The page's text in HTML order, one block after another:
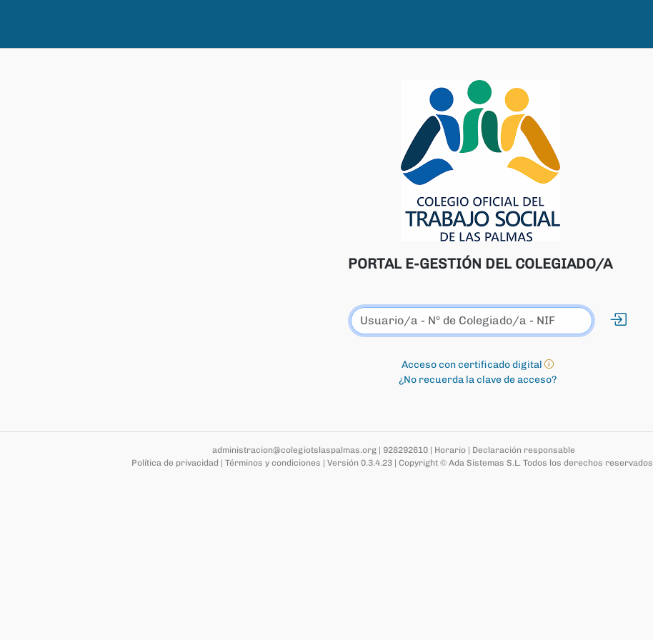
PORTAL E-GESTIÓN DEL COLEGIADO/A
Acceso con certificado digital
¿No recuerda la clave de acceso?
administracion@colegiotslaspalmas.org | 928292610 | Horario | Declaración responsable
Política de privacidad | Términos y condiciones | Versión 0.3.4.23 | Copyright © Ada Sistemas S.L.Todos los derechos reservados